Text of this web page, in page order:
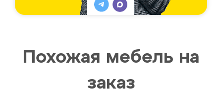
Похожая мебель на
заказ